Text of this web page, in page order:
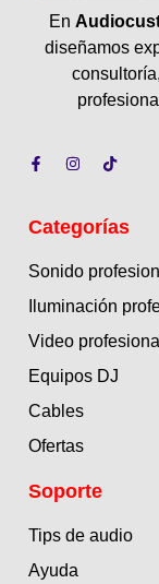
En
diseñamos
Categorías
Sonido
Iluminación
Video profesional
Equipos DJ
Cables
Ofertas
Soporte
Tips de audio
Ayuda